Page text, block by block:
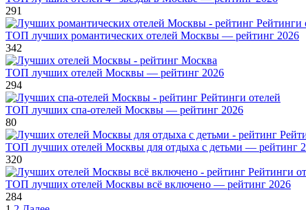
291
Рейтинги
ТОП лучших романтических отелей Москвы — рейтинг 2026
342
Москва
ТОП лучших отелей Москвы — рейтинг 2026
294
Рейтинги отелей
ТОП лучших спа-отелей Москвы — рейтинг 2026
80
ТОП лучших отелей Москвы для отдыха с детьми — рейтинг
320
Рейтинги
ТОП лучших отелей Москвы всё включено — рейтинг 2026
284